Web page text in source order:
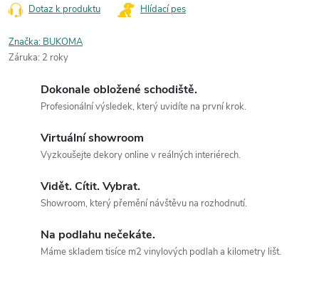
Dotaz k produktu Hlídací pes
Značka: BUKOMA
Záruka: 2 roky
Dokonale obložené schodiště.
Profesionální výsledek, který uvidíte na první krok.
Virtuální showroom
Vyzkoušejte dekory online v reálných interiérech.
Vidět. Cítit. Vybrat.
Showroom, který přemění návštěvu na rozhodnutí.
Na podlahu nečekáte.
Máme skladem tisíce m2 vinylových podlah a kilometry lišt.